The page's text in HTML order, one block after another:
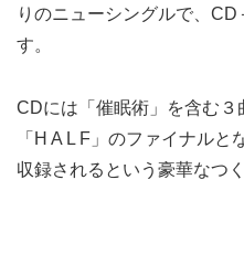
りのニューシングルで、
す。
CDには「催眠術」を含む
「H A L F」のファイナル
収録されるという豪華なつ